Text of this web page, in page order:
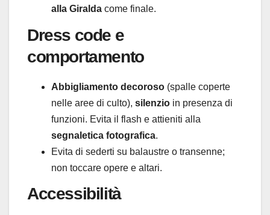
alla Giralda come finale.
Dress code e
comportamento
Abbigliamento decoroso (spalle coperte
nelle aree di culto), silenzio in presenza di
funzioni. Evita il flash e attieniti alla
segnaletica fotografica.
Evita di sederti su balaustre o transenne;
non toccare opere e altari.
Accessibilità